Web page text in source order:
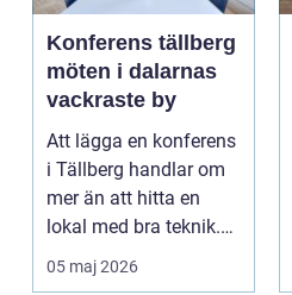
Konferens tällberg
möten i dalarnas
vackraste by
Att lägga en konferens
i Tällberg handlar om
mer än att hitta en
lokal med bra teknik.
Den lilla byn...
05 maj 2026